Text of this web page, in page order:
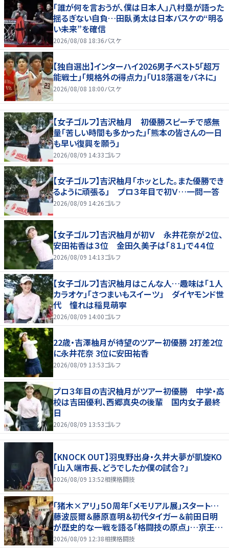
「誰が何を言おうが、僕は日本人」八村塁が語った
揺るぎない自負…田臥勇太は日本バスケの“明る
い未来”を確信
2026/08/08 18:36バスケ
【独自選出】インターハイ2026男子ベスト5「超万
能戦士」「規格外の得点力」「U18落選をバネに」
2026/08/08 18:00バスケ
【女子ゴルフ】吉沢柚月 初優勝スピーチで感無
量「苦しい時間も多かった」「熊本の皆さんの一日
も早い復興を願う」
2026/08/09 14:33ゴルフ
【女子ゴルフ】吉沢柚月「ホッとした。また優勝でき
るように頑張る」 プロ３年目で初Ｖ…一問一答
2026/08/09 14:26ゴルフ
【女子ゴルフ】吉沢柚月が初Ｖ 永井花奈が２位、
安田祐香は３位 金田久美子は「８１」で４４位
2026/08/09 14:13ゴルフ
【女子ゴルフ】吉沢柚月はこんな人…趣味は「１人
カラオケ」「さつまいもスイーツ」 ダイヤモンド世
代 憧れは稲見萌寧
2026/08/09 14:00ゴルフ
22歳・吉澤柚月が待望のツアー初優勝 2打差2位
に永井花奈 3位に安田祐香
2026/08/09 13:53ゴルフ
プロ３年目の吉沢柚月がツアー初優勝 中学・高
校は吉田優利、西郷真央の後輩 国内女子最終
日
2026/08/09 13:53ゴルフ
【KNOCK OUT】羽曳野出身・久井大夢が凱旋KO
「山入端市長、どうでしたか僕の試合？」
2026/08/09 13:52相撲格闘技
「猪木×アリ」５０周年「メモリアル展」スタート…
藤波辰爾＆藤原喜明＆初代タイガー＆前田日明
が歴史的な一戦を語る「格闘技の原点」…京王プ
ラザホテルで３１日まで
2026/08/09 12:38相撲格闘技